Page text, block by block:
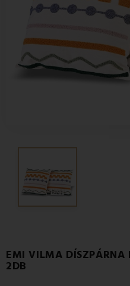
EMI VILMA
2DB